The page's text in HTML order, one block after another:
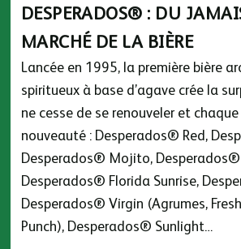
DESPERADOS® : DU
MARCHÉ DE LA BIÈRE
Lancée en 1995, la première bière
spiritueux à base d’agave crée la
ne cesse de se renouveler et
nouveauté : Desperados® Red,
Desperados® Mojito, Desperados®
Desperados® Florida Sunrise,
Desperados® Virgin (Agrumes,
Punch), Desperados® Sunlight…